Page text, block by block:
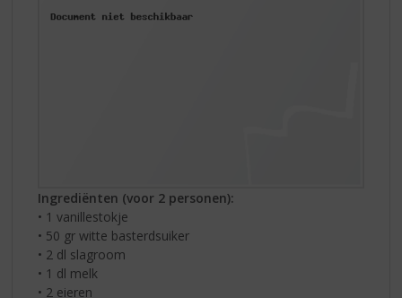
Ingrediënten (voor 2 personen):
• 1 vanillestokje
• 50 gr witte basterdsuiker
• 2 dl slagroom
• 1 dl melk
• 2 eieren